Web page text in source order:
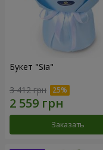
Букет "Sia"
3 412 грн
Заказать